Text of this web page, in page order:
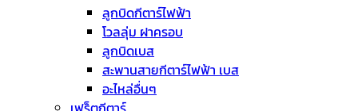
ลูกบิดกีตาร์ไฟฟ้า
โวลลุ่ม ฝาครอบ
ลูกบิดเบส
สะพานสายกีตาร์ไฟฟ้า เบส
อะไหล่อื่นๆ